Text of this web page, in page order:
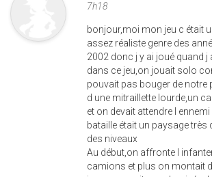
7h18
bonjour,moi mon jeu c était
assez réaliste genre des
2002 donc j y ai joué quand j
dans ce jeu,on jouait solo
pouvait pas bouger de
d une mitraillette lourde,un
et on devait attendre l
bataille était un paysage
des niveaux
Au début,on affronte l
camions et plus on montait